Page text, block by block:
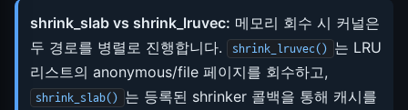
shrink_slab vs shrink_lruvec: 메모리 회수 시 커널은
두 경로를 병렬로 진행합니다.
shrink_lruvec() 는 LRU
리스트의 anonymous/file 페이지를 회수하고,
shrink_slab() 는 등록된 shrinker 콜백을 통해 캐시를